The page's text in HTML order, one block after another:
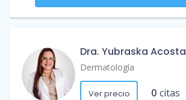
Dra. Yubraska Acosta
Dermatología
Ver precio 0 citas